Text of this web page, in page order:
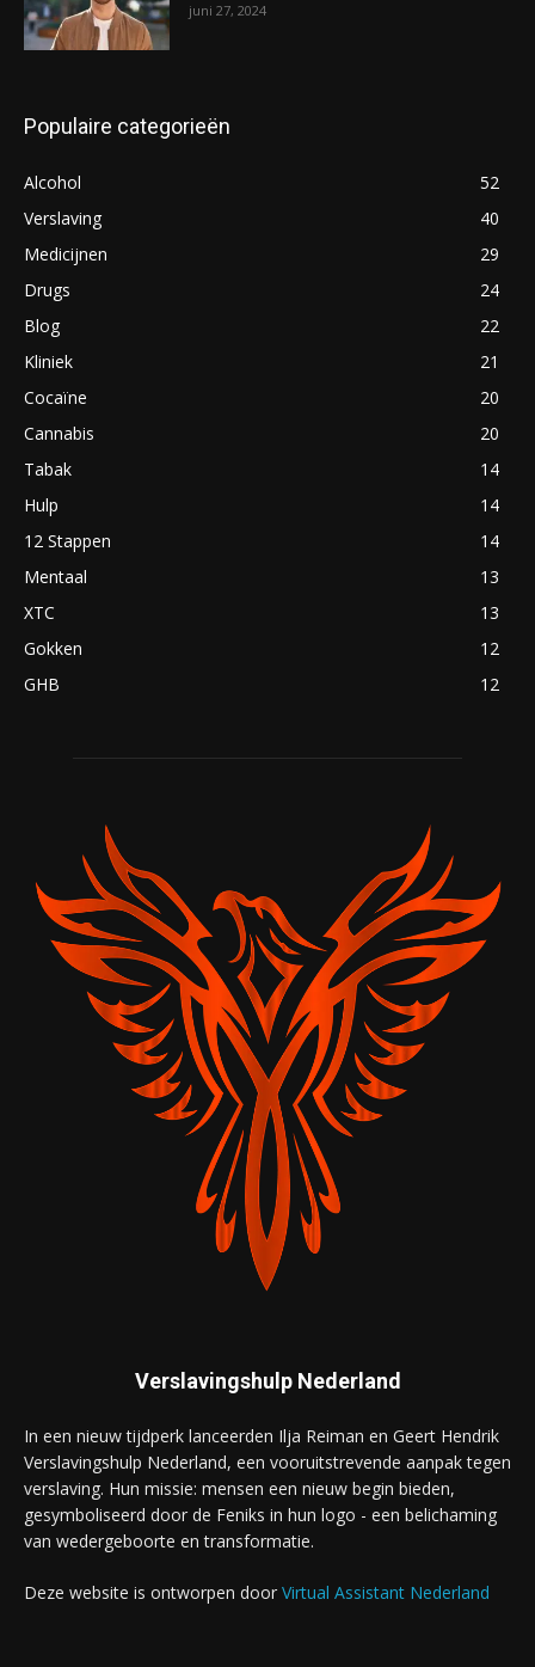
juni 27, 2024
Populaire categorieën
Alcohol
52
Verslaving
40
Medicijnen
29
Drugs
24
Blog
22
Kliniek
21
Cocaïne
20
Cannabis
20
Tabak
14
Hulp
14
12 Stappen
14
Mentaal
13
XTC
13
Gokken
12
GHB
12
Verslavingshulp Nederland
In een nieuw tijdperk lanceerden Ilja Reiman en Geert Hendrik
Verslavingshulp Nederland, een vooruitstrevende aanpak tegen
verslaving. Hun missie: mensen een nieuw begin bieden,
gesymboliseerd door de Feniks in hun logo - een belichaming
van wedergeboorte en transformatie.
Deze website is ontworpen door Virtual Assistant Nederland